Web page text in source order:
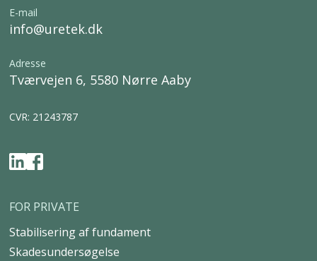
E-mail
info@uretek.dk
Adresse
Tværvejen 6, 5580 Nørre Aaby
CVR: 21243787
FOR PRIVATE
Stabilisering af fundament
Skadesundersøgelse